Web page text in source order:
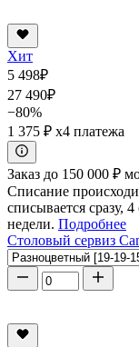
Хит
5 498₽
27 490₽
−80%
1 375 ₽ x4 платежа
Заказ до 150 000 ₽
Списание
списывается сразу,
недели. Подробнее
Столовый сервиз